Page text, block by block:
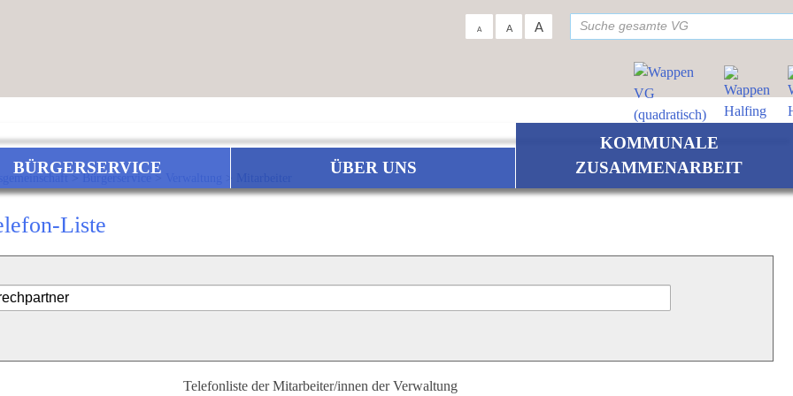
A A A
BÜRGERSERVICE ÜBER UNS
KOMMUNALE
ZUSAMMENARBEIT
>Bürgerservice>
Liste
Telefonliste der Mitarbeiter/innen der Verwaltung